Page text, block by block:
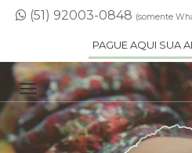
(51) 92003-0848 (somente
PAGUE AQUI SUA
TOGGLE NAVIGATION